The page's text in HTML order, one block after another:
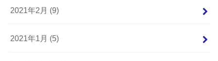
2021年2月 (9)
2021年1月 (5)